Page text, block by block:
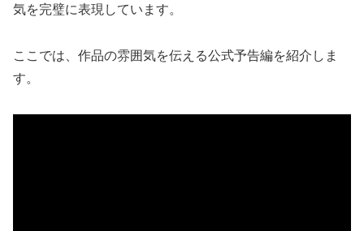
気を完璧に表現しています。
ここでは、作品の雰囲気を伝える公式予告編を紹介しま
す。